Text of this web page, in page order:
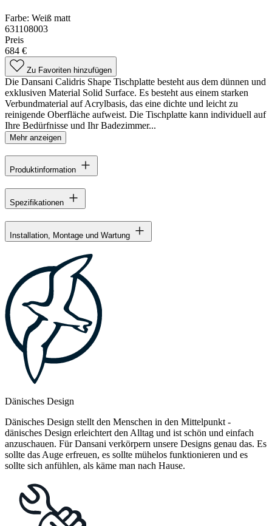
Farbe: Weiß matt
631108003
Preis
684 €
Zu Favoriten hinzufügen
Die Dansani Calidris Shape Tischplatte besteht aus dem dünnen und
exklusiven Material Solid Surface. Es besteht aus einem starken
Verbundmaterial auf Acrylbasis, das eine dichte und leicht zu
reinigende Oberfläche aufweist. Die Tischplatte kann individuell auf
Ihre Bedürfnisse und Ihr Badezimmer...
Mehr anzeigen
Produktinformation
Spezifikationen
Installation, Montage und Wartung
Dänisches Design
Dänisches Design stellt den Menschen in den Mittelpunkt -
dänisches Design erleichtert den Alltag und ist schön und einfach
anzuschauen. Für Dansani verkörpern unsere Designs genau das. Es
sollte das Auge erfreuen, es sollte mühelos funktionieren und es
sollte sich anfühlen, als käme man nach Hause.